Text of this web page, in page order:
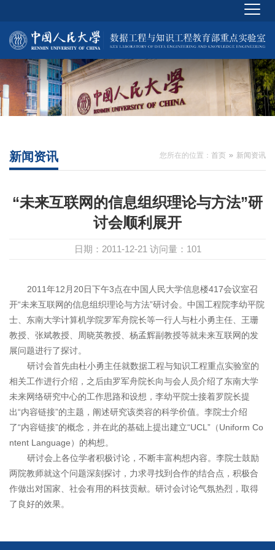
您所在的位置： 首页 新闻资讯
新闻资讯
“未来互联网的信息组织理论与方法”研
讨会顺利展开
日期：2011-12-21 访问量： 101
2011年12 月 20日下午3点在中国人民大学信息楼417会议室召
开“未来互联网的信息组织理论与方法”研讨会。中国工程院李幼平院
士、东南大学计算机学院罗军舟院长等一行人与杜小勇主任、王珊
教授、张斌教授、周晓英教授、杨孟辉副教授等就未来互联网的发
展问题进行了探讨。
研讨会首先由杜小勇主任就数据工程与知识工程重点实验室的
相关工作进行介绍，之后由罗军舟院长向与会人员介绍了东南大学
未来网络研究中心的工作思路和设想，李幼平院士接着罗院长提
出“内容链接”的主题，阐述研究该类容的科学价值。李院士介绍
了“内容链接”的概念，并在此的基础上提出建立“UCL ”（Uniform Co
ntent Language）的构想。
研讨会上各位学者积极讨论，不断丰富构想内容。李院士鼓励
两院教师就这个问题深刻探讨，力求寻找到合作的结合点，积极合
作做出对国家、社会有用的科技贡献。研讨会讨论气氛热烈，取得
了良好的效果。